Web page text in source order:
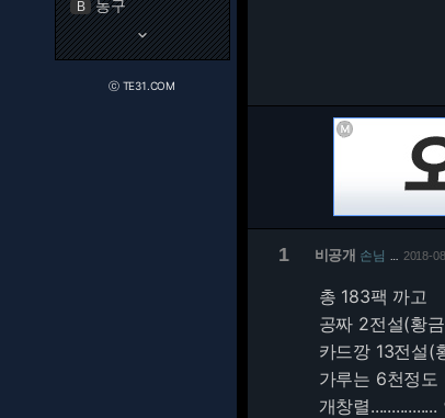
B 농구
keyboard_arrow_down
ⓒ TE31.COM
1 비공개 손님 2018-
총 183팩 까고
공짜 2전설(황
카드깡 13전설(
가루는 6천정도
개창렬